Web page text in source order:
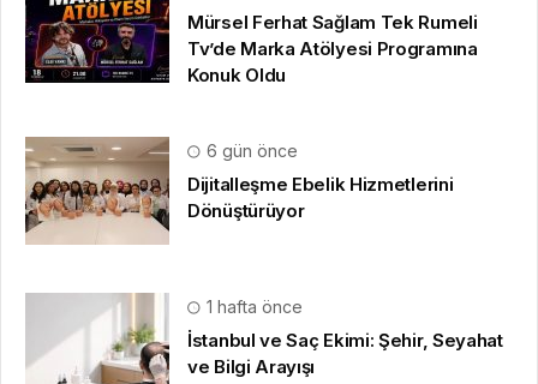
Mürsel Ferhat Sağlam Tek Rumeli
Tv’de Marka Atölyesi Programına
Konuk Oldu
6 gün önce
Dijitalleşme Ebelik Hizmetlerini
Dönüştürüyor
1 hafta önce
İstanbul ve Saç Ekimi: Şehir, Seyahat
ve Bilgi Arayışı